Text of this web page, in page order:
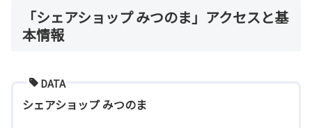
「シェアショップ みつのま」アクセスと基
本情報
DATA
シェアショップ みつのま